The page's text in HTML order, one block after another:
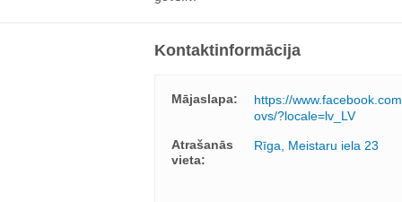
Kontaktinformācija
Mājaslapa:
https://
ovs/?locale=lv_LV
Atrašanās
vieta:
Rīga, Meistaru iela 23